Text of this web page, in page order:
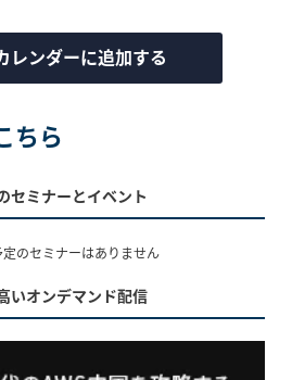
レンダーに追加する
ちら
セミナーとイベント
のセミナーはありません
いオンデマンド配信